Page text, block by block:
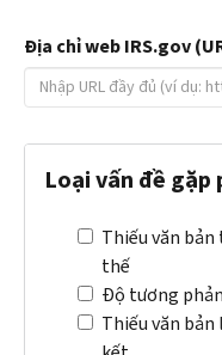
Địa chỉ web IRS.gov
Loại vấn đề gặp
Thiếu văn bản
thế
Độ tương
Thiếu văn bản